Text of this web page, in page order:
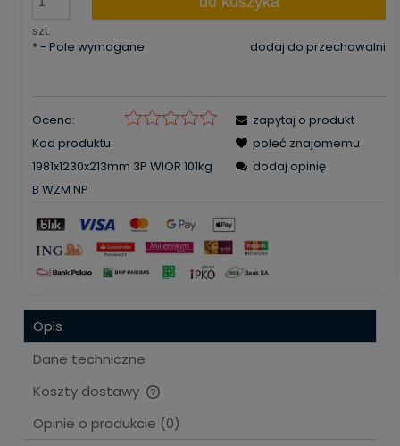
szt.
dodaj do przechowalni
*- Pole wymagane
Ocena:
Kod produktu:
1981x1230x213mm 3P WIOR 101kg
B WZM NP
zapytaj o produkt
poleć znajomemu
dodaj opinię
Opis
Dane techniczne
Koszty dostawy
Cena nie zawiera ewentualnych kosztów płatności
Opinie o produkcie (0)